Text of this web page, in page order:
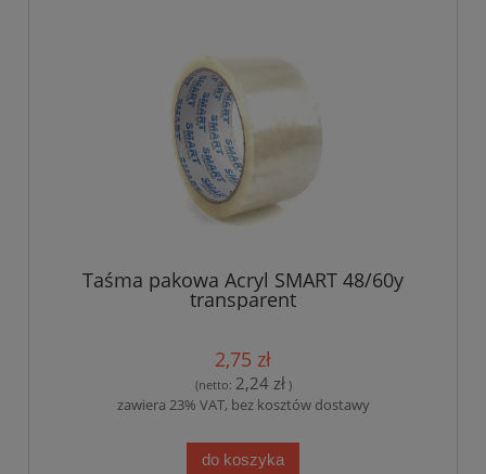
Taśma pakowa Acryl SMART 48/60y
transparent
2,75 zł
(netto: 2,24 zł)
zawiera 23% VAT, bez kosztów dostawy
do koszyka